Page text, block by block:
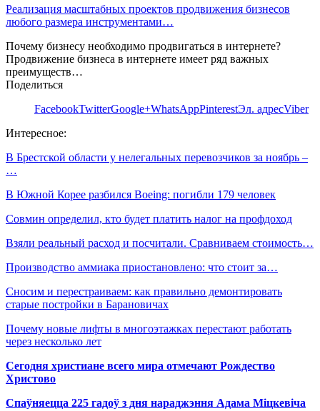
Реализация масштабных проектов продвижения бизнесов
любого размера инструментами…
Почему бизнесу необходимо продвигаться в интернете?
Продвижение бизнеса в интернете имеет ряд важных
преимуществ…
Поделиться
FacebookTwitterGoogle+WhatsAppPinterestЭл. адресViber
Интересное:
В Брестской области у нелегальных перевозчиков за ноябрь –
…
В Южной Корее разбился Boeing: погибли 179 человек
Совмин определил, кто будет платить налог на профдоход
Взяли реальный расход и посчитали. Сравниваем стоимость…
Производство аммиака приостановлено: что стоит за…
Сносим и перестраиваем: как правильно демонтировать
старые постройки в Барановичах
Почему новые лифты в многоэтажках перестают работать
через несколько лет
Сегодня христиане всего мира отмечают Рождество
Христово
Спаўняецца 225 гадоў з дня нараджэння Адама Міцкевіча